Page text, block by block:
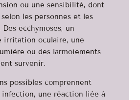
ou une sensibilité, dont
les personnes et les
ecchymoses, un
irritation oculaire, une
ou des larmoiements
survenir.
possibles comprennent
infection, une réaction liée à